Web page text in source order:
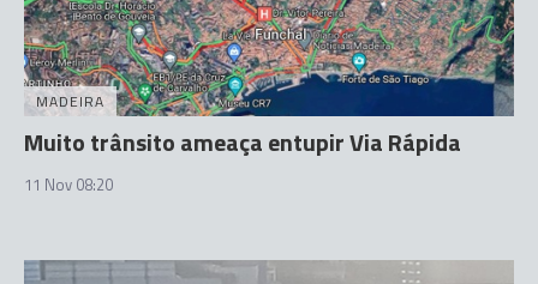
MADEIRA
Muito trânsito ameaça entupir Via Rápida
11 Nov 08:20